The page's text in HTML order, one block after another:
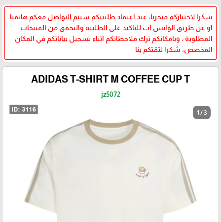
شكرا لاختياركم متجرنا، عند اعتماد طلبيتكم سيتم التواصل معكم هاتفيا
او عن طريق الواتس اب للتاكيد على الطلبية والتحقق من المنتجات
المطلوبة ، وبامكانكم ترك ملاحظاتكم اثناء تسجيل بياناتكم في المكان
المخصص، شكرا لثقتكم بنا
ADIDAS T-SHIRT M COFFEE CUP T
jz5072
1 / 3